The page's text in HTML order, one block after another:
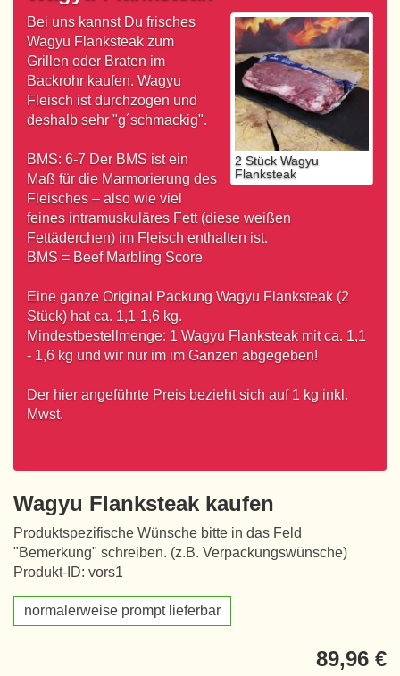
2 Stück Wagyu
Flanksteak
Bei uns kannst Du frisches
Wagyu Flanksteak zum
Grillen oder Braten im
Backrohr kaufen. Wagyu
Fleisch ist durchzogen und
deshalb sehr "g´schmackig".
BMS: 6-7 Der BMS ist ein
Maß für die Marmorierung des
Fleisches – also wie viel
feines intramuskuläres Fett (diese weißen
Fettäderchen) im Fleisch enthalten ist.
BMS = Beef Marbling Score
Eine ganze Original Packung Wagyu Flanksteak (2
Stück) hat ca. 1,1-1,6 kg.
Mindestbestellmenge: 1 Wagyu Flanksteak mit ca. 1,1
- 1,6 kg und wir nur im im Ganzen abgegeben!
Der hier angeführte Preis bezieht sich auf 1 kg inkl.
Mwst.
Wagyu Flanksteak kaufen
Produktspezifische Wünsche bitte in das Feld
"Bemerkung" schreiben. (z.B. Verpackungswünsche)
Produkt-ID: vors1
normalerweise prompt lieferbar
89,96 €